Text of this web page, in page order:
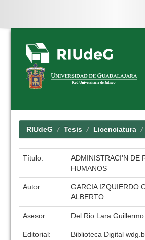
Skip
navigation
RIUdeG Tesis Licenciatura
Título:
ADMINISTRACI'N DE
HUMANOS
Autor:
GARCIA IZQUIERDO
ALBERTO
Asesor: Del Rio Lara Guillermo
Editorial:
Biblioteca Digital